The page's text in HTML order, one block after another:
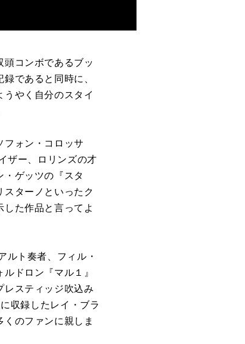
コンボであるブッ
であると同時に、
やく自分のスタイ
フォン・コロッサ
ザー、ロリンズの才
ゲッツの『スタ
ターノといったク
た作品と言ってよ
ルト奏者、フィル・
ドロン『マル１』
レスティッジ吹込み
収録したレイ・ブラ
のファンに親しま